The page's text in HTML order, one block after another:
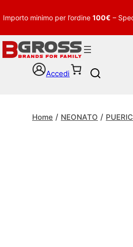
Importo minimo per l’ordine 100€ –
Accedi
Home / NEONATO /